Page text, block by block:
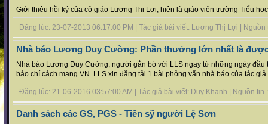
Giới thiệu hồi ký của cô giáo Lương Thị Lợi, hiện là giáo viên trường Tiểu
Đăng lúc: 23-07-2013 06:17:00 PM | Tác giả bài viết: Lương Thị Lợi | Nguồn
Nhà báo Lương Duy Cường: Phần thưởng lớn nhất là
Nhà báo Lương Duy Cường, người gắn bó với LLS ngay từ những ngày đầu
báo chí cách mạng VN. LLS xin đăng tải 1 bài phỏng vấn nhà báo của tác giả
Đăng lúc: 21-06-2016 03:57:00 AM | Tác giả bài viết: Duy Khanh | Nguồn tin
Danh sách các GS, PGS - Tiến sỹ người Lệ Sơn